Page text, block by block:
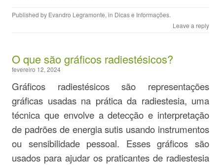
Published by Evandro Legramonte, in Dicas e Informações.
Leave a reply
O que são gráficos radiestésicos?
fevereiro 12, 2024
Gráficos radiestésicos são representações
gráficas usadas na prática da radiestesia, uma
técnica que envolve a detecção e interpretação
de padrões de energia sutis usando instrumentos
ou sensibilidade pessoal. Esses gráficos são
usados para ajudar os praticantes de radiestesia